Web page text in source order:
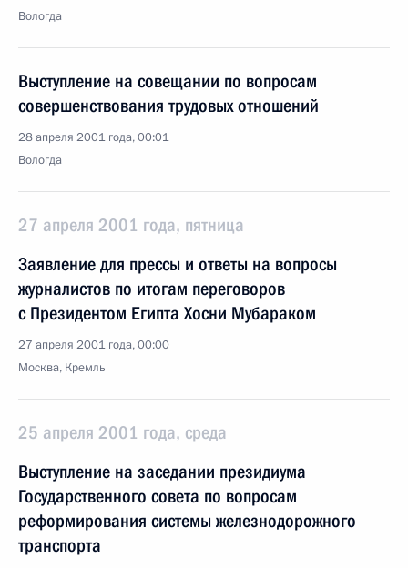
Вологда
Выступление на совещании по вопросам
совершенствования трудовых отношений
28 апреля 2001 года, 00:01
Вологда
27 апреля 2001 года, пятница
Заявление для прессы и ответы на вопросы
журналистов по итогам переговоров
с Президентом Египта Хосни Мубараком
27 апреля 2001 года, 00:00
Москва, Кремль
25 апреля 2001 года, среда
Выступление на заседании президиума
Государственного совета по вопросам
реформирования системы железнодорожного
транспорта